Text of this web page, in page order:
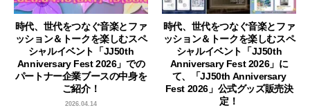
時代、世代をつなぐ音楽とファ
ッション＆トークを楽しむスペ
シャルイベント「JJ50th
Anniversary Fest 2026」での
パートナー企業ブースの中身を
ご紹介！
2026.04.14
時代、世代をつなぐ音楽とファ
ッション＆トークを楽しむスペ
シャルイベント「JJ50th
Anniversary Fest 2026」に
て、「JJ50th Anniversary
Fest 2026」公式グッズ販売決
定！